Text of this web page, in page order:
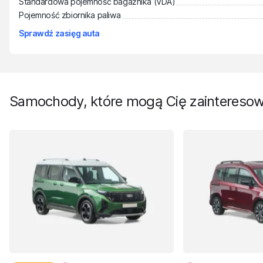
Pojemność zbiornika paliwa
Sprawdź zasięg auta
Samochody, które mogą Cię